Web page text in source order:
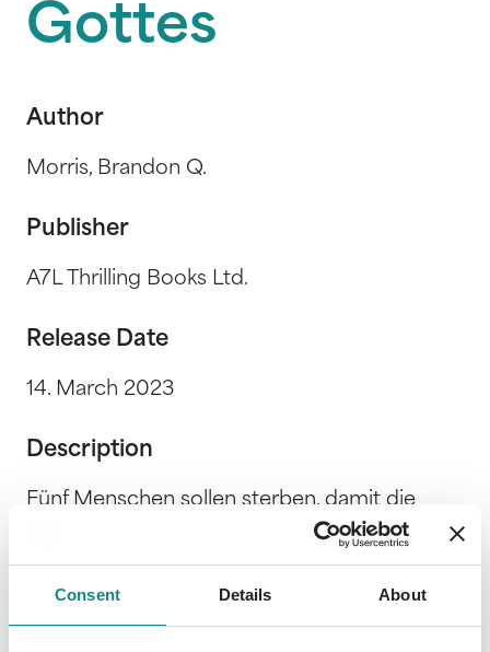
Consent Details About
Gottes
Author
Morris, Brandon Q.
Publisher
A7L Thrilling Books Ltd.
Release Date
14. March 2023
Description
Fünf Menschen sollen sterben, damit die
Menschheit überlebt Die Expedition zur
rätselhaften Vorgänge dort aufgeklärt – aber